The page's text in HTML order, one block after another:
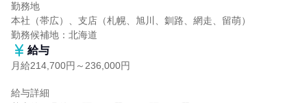
勤務地
本社（帯広）、支店（札幌、旭川、釧路、網走、留萌）
勤務候補地：北海道
給与
月給214,700円～236,000円
給与詳細